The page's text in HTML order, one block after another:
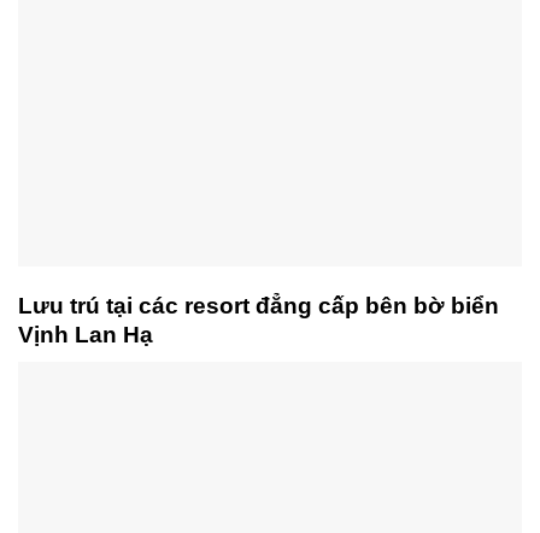
Lưu trú tại các resort đẳng cấp bên bờ biển
Vịnh Lan Hạ